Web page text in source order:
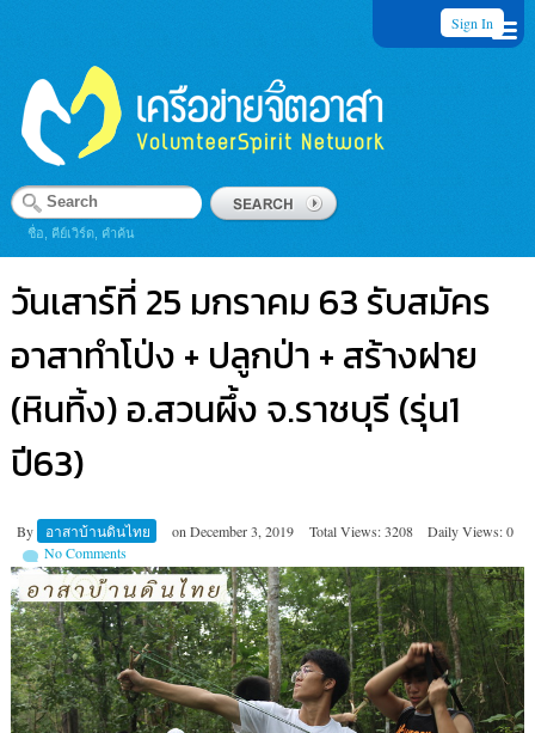
Sign In
ชื่อ, คีย์เวิร์ด, คำค้น
วันเสาร์ที่ 25 มกราคม 63 รับสมัคร
อาสาทำโป่ง + ปลูกป่า + สร้างฝาย
(หินทิ้ง) อ.สวนผึ้ง จ.ราชบุรี (รุ่น1
ปี63)
By อาสาบ้านดินไทย on December 3, 2019 Total Views: 3208
Daily Views: 0
No Comments